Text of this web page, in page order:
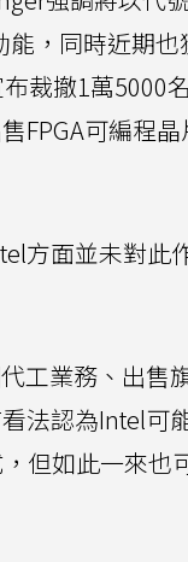
能，同時近期
裁撤1萬5000
FPGA可編程
方面並未對此
工業務、出售
法認為Intel可
但如此一來也